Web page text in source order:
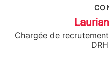
Chargée de